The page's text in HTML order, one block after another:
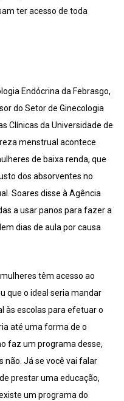
ter acesso de toda
Endócrina da Febrasgo,
do Setor de Ginecologia
Clínicas da Universidade de
menstrual acontece
de baixa renda, que
dos absorventes no
Soares disse à Agência
a usar panos para fazer a
dias de aula por causa
têm acesso ao
que o ideal seria mandar
às escolas para efetuar o
até uma forma de o
faz um programa desse,
não. Já se você vai falar
prestar uma educação,
um programa do